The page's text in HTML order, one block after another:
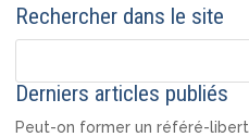
Rechercher dans le site
Derniers articles publiés
Peut-on former un référé-